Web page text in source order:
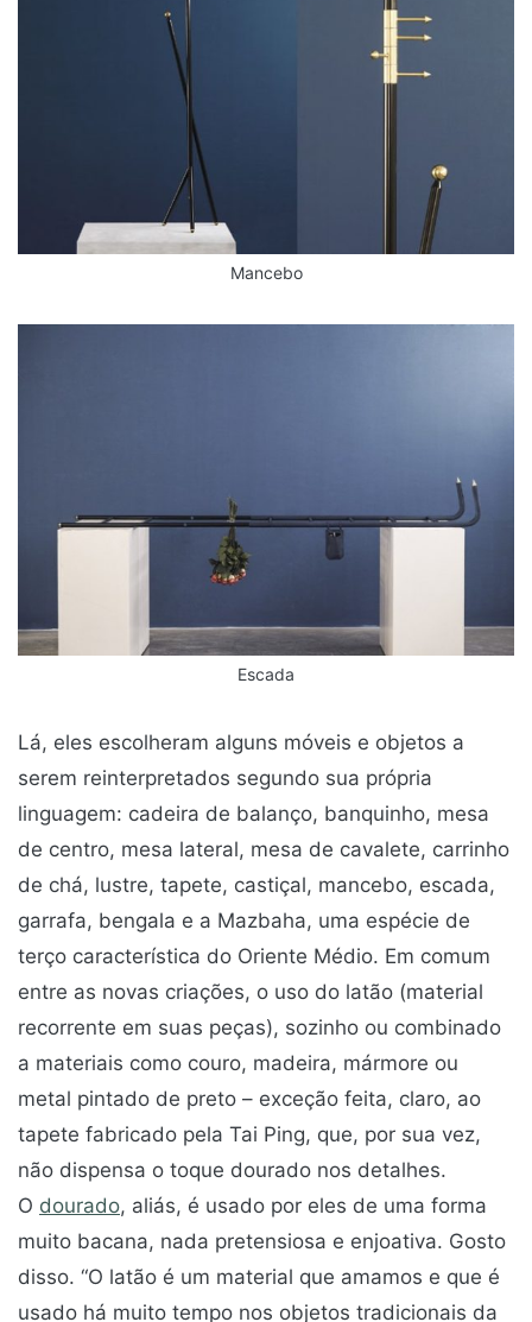
Mancebo
Escada
Lá, eles escolheram alguns móveis e objetos a
serem reinterpretados segundo sua própria
linguagem: cadeira de balanço, banquinho, mesa
de centro, mesa lateral, mesa de cavalete, carrinho
de chá, lustre, tapete, castiçal, mancebo, escada,
garrafa, bengala e a Mazbaha, uma espécie de
terço característica do Oriente Médio. Em comum
entre as novas criações, o uso do latão (material
recorrente em suas peças), sozinho ou combinado
a materiais como couro, madeira, mármore ou
metal pintado de preto – exceção feita, claro, ao
tapete fabricado pela Tai Ping, que, por sua vez,
não dispensa o toque dourado nos detalhes.
O dourado, aliás, é usado por eles de uma forma
muito bacana, nada pretensiosa e enjoativa. Gosto
disso. “O latão é um material que amamos e que é
usado há muito tempo nos objetos tradicionais da